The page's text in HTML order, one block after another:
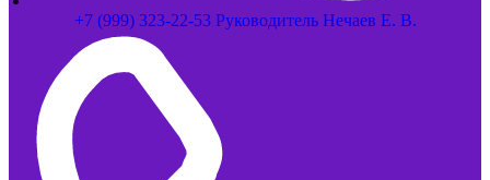
+7 (999) 323-22-53 Руководитель Нечаев Е. В.